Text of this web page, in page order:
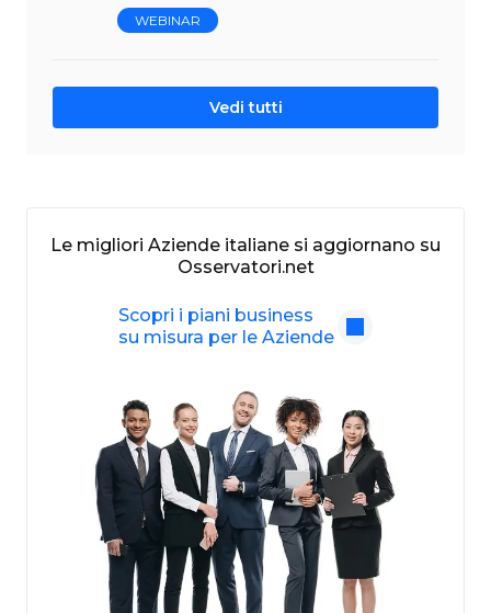
WEBINAR
Vedi tutti
Le migliori Aziende italiane si aggiornano su
Osservatori.net
Scopri i piani business
su misura per le Aziende